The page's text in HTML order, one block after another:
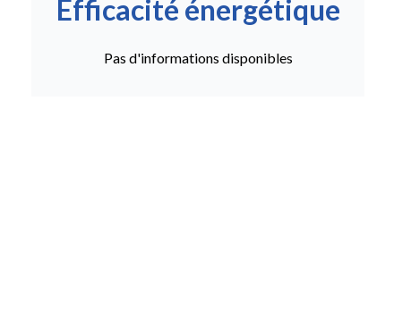
Efficacité énergétique
Pas d'informations disponibles